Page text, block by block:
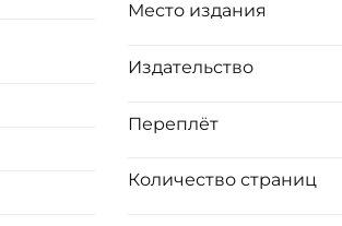
Место издания
Издательство
Переплёт
Количество страниц